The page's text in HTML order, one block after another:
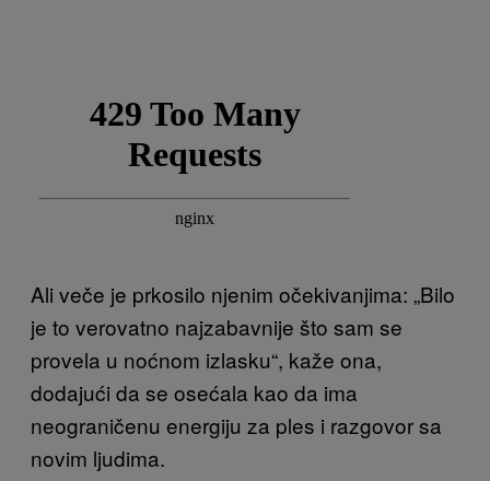
Ali veče je prkosilo njenim očekivanjima: „Bilo
je to verovatno najzabavnije što sam se
provela u noćnom izlasku“, kaže ona,
dodajući da se osećala kao da ima
neograničenu energiju za ples i razgovor sa
novim ljudima.